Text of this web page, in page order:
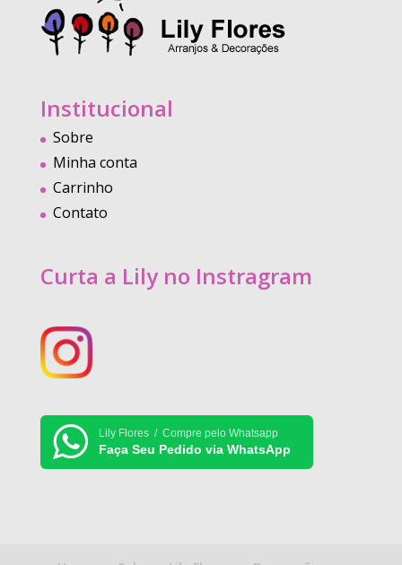
Institucional
Sobre
Minha conta
Carrinho
Contato
Curta a Lily no Instragram
Lily Flores / Compre pelo Whatsapp
Faça Seu Pedido via WhatsApp